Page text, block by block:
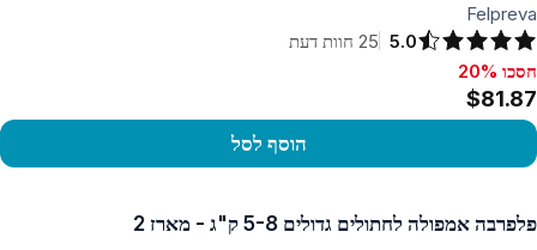
Felpreva
5.0
25 חוות דעת
חסכו 20%, $81.87
חסכו 20%
$81.87
הוסף לסל
פלפרבה אמפולה לחתולים גדולים 5-8 ק"ג - מארז 2